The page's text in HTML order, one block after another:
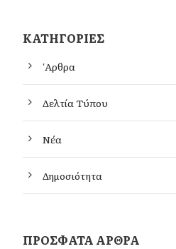
KΑΤΗΓΟΡΊΕΣ
'Αρθρα
Δελτία Τύπου
Νέα
Δημοσιότητα
ΠΡΌΣΦΑΤΑ ΆΡΘΡΑ